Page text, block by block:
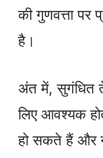
की गुणवत्ता पर
है।
अंत में, सुगंधित
लिए आवश्यक
हो सकते हैं और